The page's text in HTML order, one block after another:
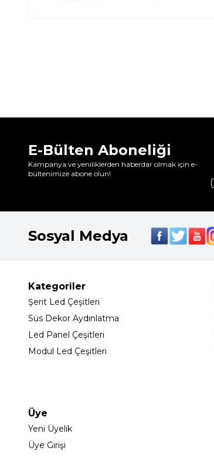
E-Bülten Aboneliği
Kampanya ve yeniliklerden haberdar olmak için e-
bültenimize abone olun!
Sosyal Medya
Kategoriler
Şerit Led Çeşitleri
Süs Dekor Aydınlatma
Led Panel Çeşitleri
Modul Led Çeşitleri
Üye
Yeni Üyelik
Üye Girişi